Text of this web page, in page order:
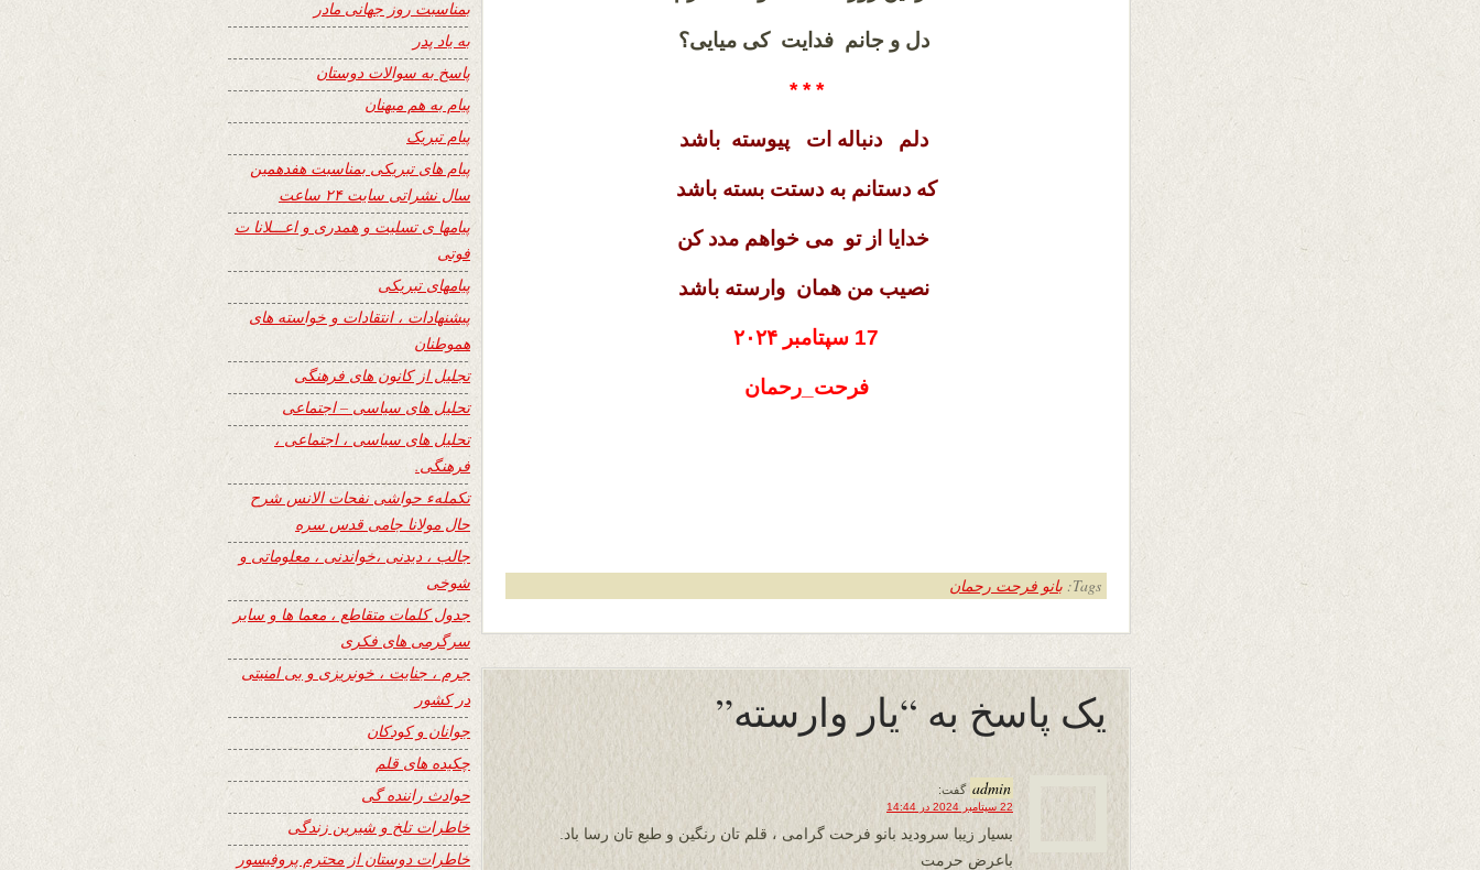
دل و جانم فدایت کی میایی؟
* * *
دلم دنباله ات پیوسته باشد
که دستانم به دستت بسته باشد
خدایا از تو می خواهم مدد کن
نصیب من همان وارسته باشد
17 سپتامبر ۲۰۲۴
فرحت_رحمان
Tags: بانو فرحت رحمان
یک پاسخ به “یار وارسته”
admin گفت:
22 سپتامبر 2024 در 14:44
بسیار زیبا سرودید بانو فرحت گرامی ، قلم تان رنگین و طبع تان رسا باد.
باعرض حرمت
بمناسبت روز جهانی مادر
به یاد پدر
پاسخ به سوالات دوستان
پیام به هم میهنان
پیام تبریک
پیام های تبریکی بمناسبت هفدهمین
سال نشراتی سایت ۲۴ ساعت
پیامها ی تسلیت و همدری و اعـــلانا ت
فوتی
پیامهای تبریکی
پیشنهادات ، انتقادات و خواسته های
هموطنان
تجلیل از کانون های فرهنگی
تحلیل های سیاسی – اجتماعی
تحلیل های سیاسی ، اجتماعی ،
فرهنگی.
تکملهء حواشی نفحات الانس شرح
حال مولانا جامی قدس سره
جالب ، دیدنی ،خواندنی ، معلوماتی و
شوخی
جدول کلمات متقاطع ، معما ها و سایر
سرگرمی های فکری
جرم ، جنایت ، خونریزی و بی امنیتی
در کشور
جوانان و کودکان
چکیده های قلم
حوادث راننده گی
خاطرات تلخ و شیرین زندگی
خاطرات دوستان از محترم پروفیسور